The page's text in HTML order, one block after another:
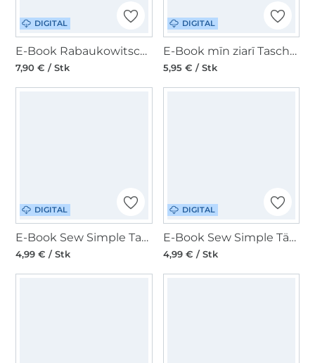
DIGITAL
E-Book Rabaukowitsch Multiway-Tasche Schmarotzer Bag Hip Bag
7,90 € / Stk
DIGITAL
E-Book mīn ziarī Tasche GrandT(o)ur
5,95 € / Stk
DIGITAL
E-Book Sew Simple Tasche Toscha
4,99 € / Stk
DIGITAL
E-Book Sew Simple Täschchen Klemmchen
4,99 € / Stk